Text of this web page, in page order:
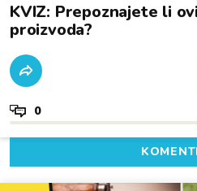
KVIZ: Prepoznajete li
proizvoda?
0